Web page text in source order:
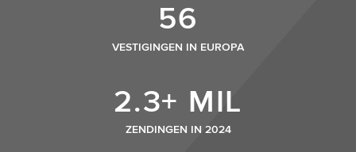
56
VESTIGINGEN IN EUROPA
2.3+ MIL
ZENDINGEN IN 2024